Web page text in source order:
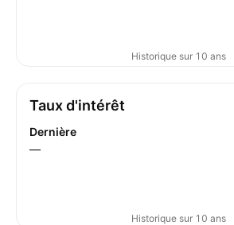
Historique sur 10 ans
Taux d'intérêt
Dernière
—
Historique sur 10 ans